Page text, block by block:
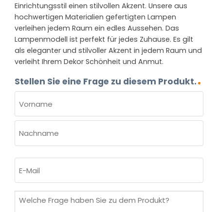
Einrichtungsstil einen stilvollen Akzent. Unsere aus
hochwertigen Materialien gefertigten Lampen
verleihen jedem Raum ein edles Aussehen. Das
Lampenmodell ist perfekt für jedes Zuhause. Es gilt
als eleganter und stilvoller Akzent in jedem Raum und
verleiht Ihrem Dekor Schönheit und Anmut.
Stellen Sie eine Frage zu diesem Produkt.
(ERFORDERLICH)
Vorname
Mail
Welche